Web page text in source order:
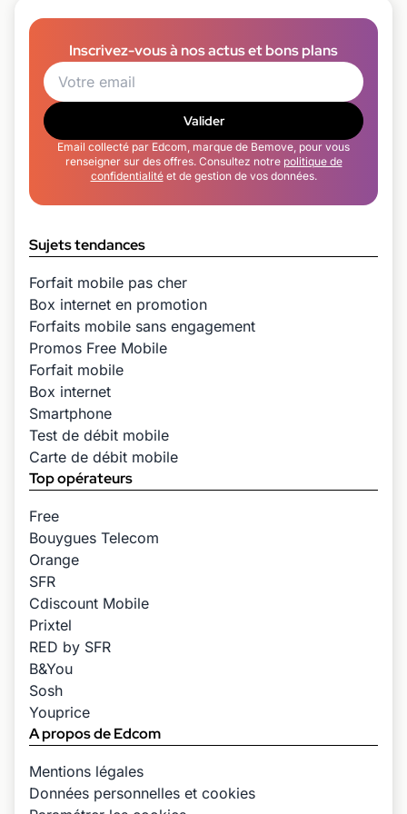
Inscrivez-vous à nos actus et bons plans
Valider
Email collecté par Edcom, marque de Bemove, pour vous
renseigner sur des offres. Consultez notre politique de
confidentialitéet de gestion de vos données.
Sujets tendances
Forfait mobile pas cher
Box internet en promotion
Forfaits mobile sans engagement
Promos Free Mobile
Forfait mobile
Box internet
Smartphone
Test de débit mobile
Carte de débit mobile
Top opérateurs
Free
Bouygues Telecom
Orange
SFR
Cdiscount Mobile
Prixtel
RED by SFR
B&You
Sosh
Youprice
A propos de Edcom
Mentions légales
Données personnelles et cookies